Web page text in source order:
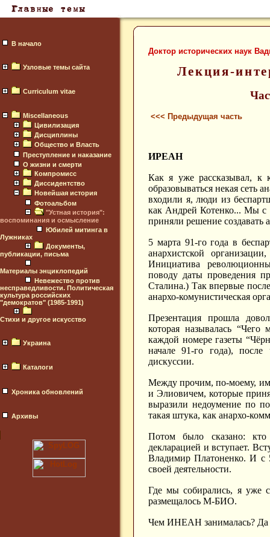
В начало
Узловые темы сайта
Curriculum vitae
Miscellaneous
Цивилизация
Дисциплины
Общество и Власть
Преступление и наказание
О жизни и смерти
Компромисс
Диссидентство
Новейшая история
Фотоальбом
"Устная история":
воспоминания и осмысление
Юбилей митинга в
Лужниках
Документы,
публикации, письма
Материалы энциклопедий
Невежество против
несправедливости. Политическая
культура российских
"демократов" (1985-1991)
Стихи и другое искусство
Украина
Каталоги
Хроника обновлений
Архивы
Доктор исторических наук
Лекция-
<<< Предыдущая часть
ИРЕАН
Как я уже рассказывал, к
образовываться некая сеть
входили я, люди из
как Андрей Котенко... Мы с
приняли решение создавать
5 марта 91-го года в
анархистской
Инициатива
поводу даты проведения
Сталина.) Так впервые
анархо-комунистическая
Презентация прошла
которая называлась
каждой номере газеты
начале 91-го года), после
дискуссии.
Между прочим, по-моему,
и Элиовичем, которые
выразили недоумение по
такая штука, как анархо-
Потом было сказано: кто
декларацией и вступает.
Владимир Платоненко. И с
своей деятельности.
Где мы собирались, я уже
размещалось М-БИО.
Чем ИНЕАН занималась? Да